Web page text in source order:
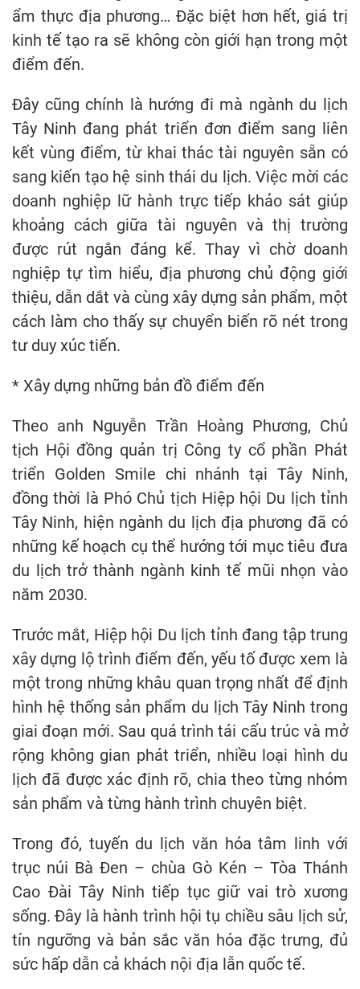
ẩm thực địa phương… Đặc biệt hơn hết, giá trị
kinh tế tạo ra sẽ không còn giới hạn trong một
điểm đến.
Đây cũng chính là hướng đi mà ngành du lịch
Tây Ninh đang phát triển đơn điểm sang liên
kết vùng điểm, từ khai thác tài nguyên sẵn có
sang kiến tạo hệ sinh thái du lịch. Việc mời các
doanh nghiệp lữ hành trực tiếp khảo sát giúp
khoảng cách giữa tài nguyên và thị trường
được rút ngắn đáng kể. Thay vì chờ doanh
nghiệp tự tìm hiểu, địa phương chủ động giới
thiệu, dẫn dắt và cùng xây dựng sản phẩm, một
cách làm cho thấy sự chuyển biến rõ nét trong
tư duy xúc tiến.
* Xây dựng những bản đồ điểm đến
Theo anh Nguyễn Trần Hoàng Phương, Chủ
tịch Hội đồng quản trị Công ty cổ phần Phát
triển Golden Smile chi nhánh tại Tây Ninh,
đồng thời là Phó Chủ tịch Hiệp hội Du lịch tỉnh
Tây Ninh, hiện ngành du lịch địa phương đã có
những kế hoạch cụ thể hướng tới mục tiêu đưa
du lịch trở thành ngành kinh tế mũi nhọn vào
năm 2030.
Trước mắt, Hiệp hội Du lịch tỉnh đang tập trung
xây dựng lộ trình điểm đến, yếu tố được xem là
một trong những khâu quan trọng nhất để định
hình hệ thống sản phẩm du lịch Tây Ninh trong
giai đoạn mới. Sau quá trình tái cấu trúc và mở
rộng không gian phát triển, nhiều loại hình du
lịch đã được xác định rõ, chia theo từng nhóm
sản phẩm và từng hành trình chuyên biệt.
Trong đó, tuyến du lịch văn hóa tâm linh với
trục núi Bà Đen – chùa Gò Kén – Tòa Thánh
Cao Đài Tây Ninh tiếp tục giữ vai trò xương
sống. Đây là hành trình hội tụ chiều sâu lịch sử,
tín ngưỡng và bản sắc văn hóa đặc trưng, đủ
sức hấp dẫn cả khách nội địa lẫn quốc tế.